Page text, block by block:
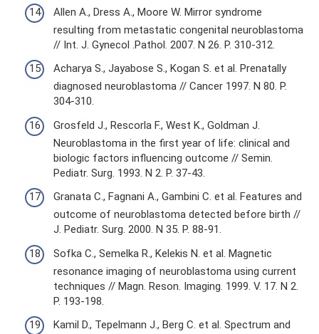
Allen A., Dress A., Moore W. Mirror syndrome
resulting from metastatic congenital neuroblastoma
// Int. J. Gynecol .Pathol. 2007. N 26. P. 310-312.
Acharya S., Jayabose S., Kogan S. et al. Prenatally
diagnosed neuroblastoma // Cancer 1997. N 80. P.
304-310.
Grosfeld J., Rescorla F., West K., Goldman J.
Neuroblastoma in the first year of life: clinical and
biologic factors influencing outcome // Semin.
Pediatr. Surg. 1993. N 2. P. 37-43.
Granata C., Fagnani A., Gambini C. et al. Features and
outcome of neuroblastoma detected before birth //
J. Pediatr. Surg. 2000. N 35. P. 88-91.
Sofka C., Semelka R., Kelekis N. et al. Magnetic
resonance imaging of neuroblastoma using current
techniques // Magn. Reson. Imaging. 1999. V. 17. N 2.
P. 193-198.
Kamil D., Tepelmann J., Berg C. et al. Spectrum and